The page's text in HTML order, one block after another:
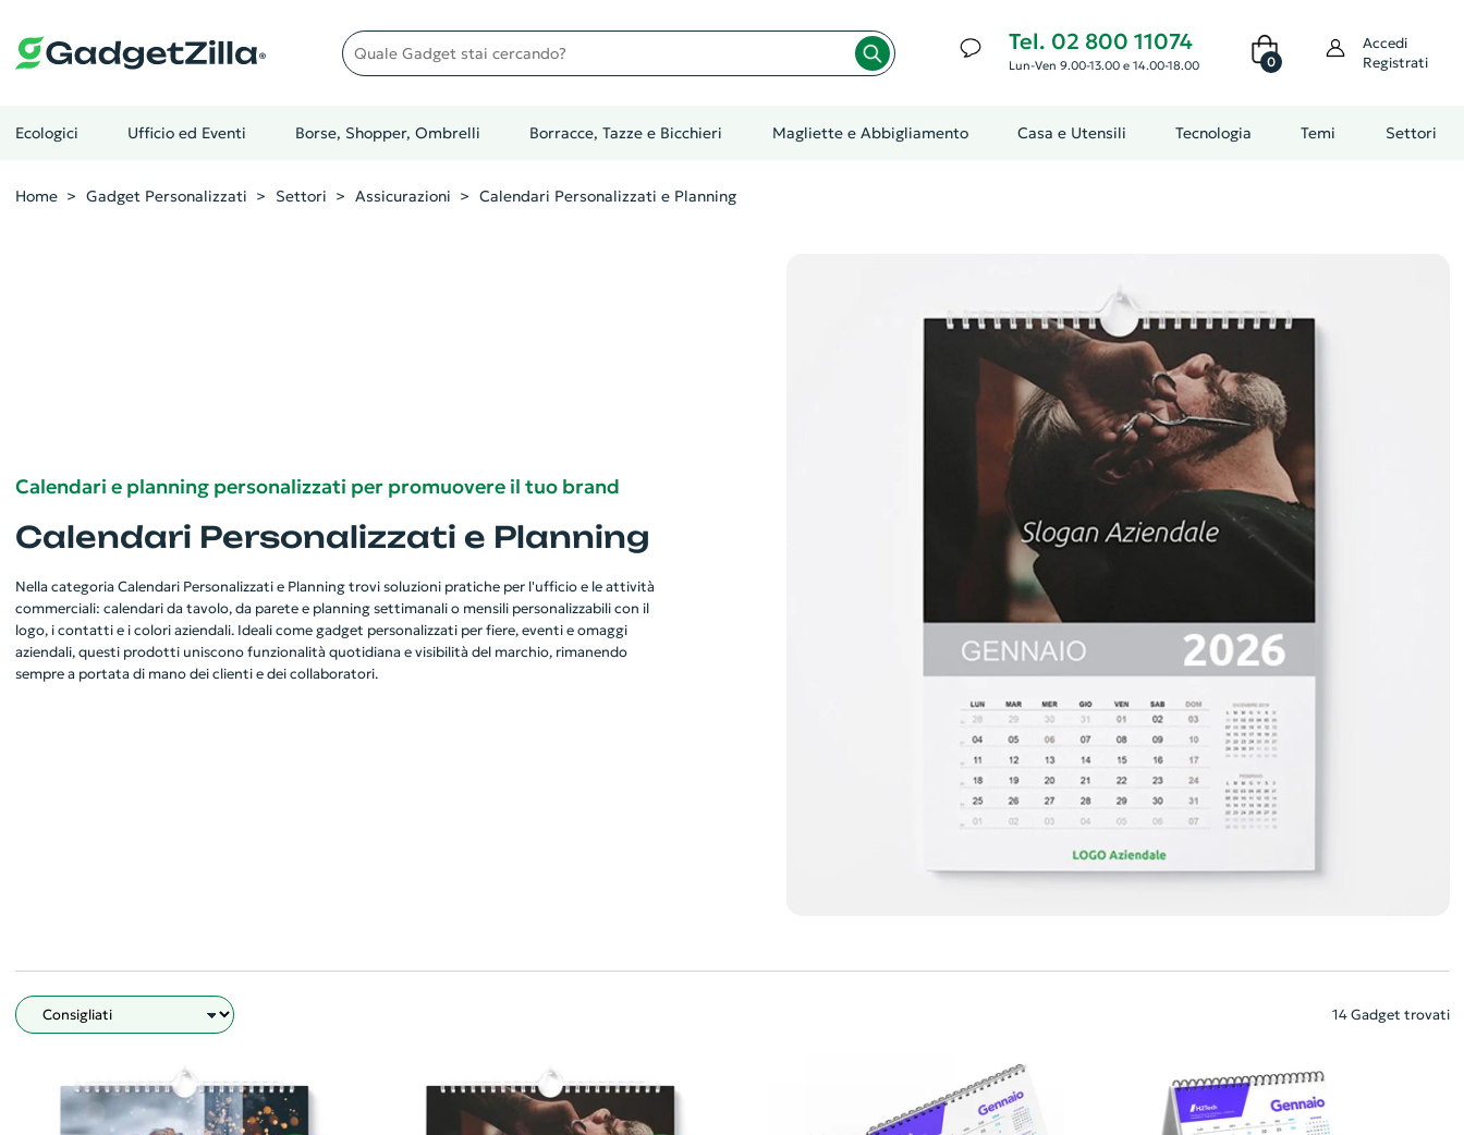
Quale gadget stai cercando? Tel. 02 800 11074
Lun-Ven 9.00-13.00 e 14.00-18.00 0
Accedi
Registrati
Ecologici Ufficio ed Eventi Borse, Shopper, Ombrelli Borracce, Tazze e Bicchieri Magliette e Abbigliamento Casa e Utensili Tecnologia Temi Settori
Home Gadget Personalizzati Settori Assicurazioni Calendari Personalizzati e Planning
Calendari e planning personalizzati per promuovere il tuo brand
Calendari Personalizzati e Planning
Nella categoria Calendari Personalizzati e Planning trovi soluzioni pratiche per l'ufficio e le attività
commerciali: calendari da tavolo, da parete e planning settimanali o mensili personalizzabili con il
logo, i contatti e i colori aziendali. Ideali come gadget personalizzati per fiere, eventi e omaggi
aziendali, questi prodotti uniscono funzionalità quotidiana e visibilità del marchio, rimanendo
sempre a portata di mano dei clienti e dei collaboratori.
Filtro 14 Gadget trovati